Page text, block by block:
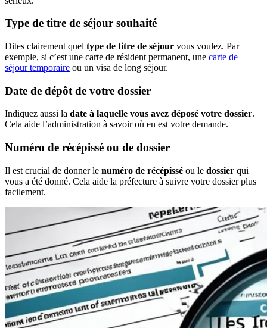
Type de titre de séjour souhaité
Dites clairement quel type de titre de séjour vous voulez. Par
exemple, si c’est une carte de résident permanent, une carte de
séjour temporaire ou un visa de long séjour.
Date de dépôt de votre dossier
Indiquez aussi la date à laquelle vous avez déposé votre dossier.
Cela aide l’administration à savoir où en est votre demande.
Numéro de récépissé ou de dossier
Il est crucial de donner le numéro de récépissé ou le dossier qui
vous a été donné. Cela aide la préfecture à suivre votre dossier plus
facilement.